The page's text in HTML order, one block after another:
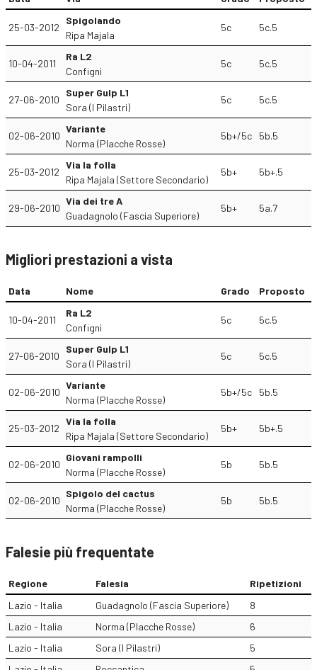
25-03-2012
Spigolando
Ripa Majala
5c 5c.5
10-04-2011
Ra L2
Configni
5c 5c.5
27-06-2010
Super Gulp L1
Sora (I Pilastri)
5c 5c.5
02-06-2010
Variante
Norma (Placche Rosse)
5b+/5c 5b.5
25-03-2012
Via la folla
Ripa Majala (Settore Secondario)
5b+ 5b+.5
29-06-2010
Via dei tre A
Guadagnolo (Fascia Superiore)
5b+ 5a.7
Migliori prestazioni a vista
Data Nome Grado Proposto
10-04-2011
Ra L2
Configni
5c 5c.5
27-06-2010
Super Gulp L1
Sora (I Pilastri)
5c 5c.5
02-06-2010
Variante
Norma (Placche Rosse)
5b+/5c 5b.5
25-03-2012
Via la folla
Ripa Majala (Settore Secondario)
5b+ 5b+.5
02-06-2010
Giovani rampolli
Norma (Placche Rosse)
5b 5b.5
02-06-2010
Spigolo del cactus
Norma (Placche Rosse)
5b 5b.5
Falesie più frequentate
Regione Falesia
Ripetizioni
Lazio - Italia
Guadagnolo (Fascia Superiore)
8
Lazio - Italia
Norma (Placche Rosse)
6
Lazio - Italia
Sora (I Pilastri)
5